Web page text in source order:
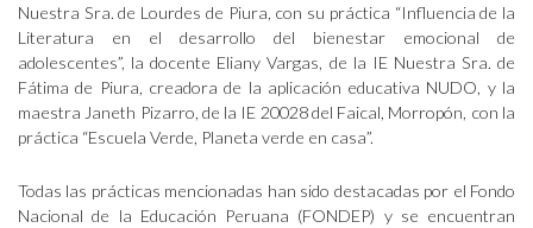
Nuestra Sra. de Lourdes de Piura, con su práctica “Influencia de la
Literatura en el desarrollo del bienestar emocional de
adolescentes”, la docente Eliany Vargas, de la IE Nuestra Sra. de
Fátima de Piura, creadora de la aplicación educativa NUDO, y la
maestra Janeth Pizarro, de la IE 20028 del Faical, Morropón, con la
práctica “Escuela Verde, Planeta verde en casa”.
Todas las prácticas mencionadas han sido destacadas por el Fondo
Nacional de la Educación Peruana (FONDEP) y se encuentran